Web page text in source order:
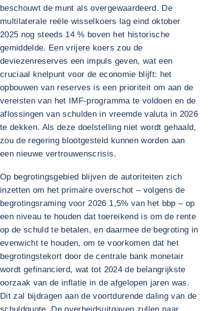
beschouwt de munt als overgewaardeerd. De
multilaterale reële wisselkoers lag eind oktober
2025 nog steeds 14 % boven het historische
gemiddelde. Een vrijere koers zou de
deviezenreserves een impuls geven, wat een
cruciaal knelpunt voor de economie blijft: het
opbouwen van reserves is een prioriteit om aan de
vereisten van het IMF-programma te voldoen en de
aflossingen van schulden in vreemde valuta in 2026
te dekken. Als deze doelstelling niet wordt gehaald,
zou de regering blootgesteld kunnen worden aan
een nieuwe vertrouwenscrisis.
Op begrotingsgebied blijven de autoriteiten zich
inzetten om het primaire overschot – volgens de
begrotingsraming voor 2026 1,5% van het bbp – op
een niveau te houden dat toereikend is om de rente
op de schuld te betalen, en daarmee de begroting in
evenwicht te houden, om te voorkomen dat het
begrotingstekort door de centrale bank monetair
wordt gefinancierd, wat tot 2024 de belangrijkste
oorzaak van de inflatie in de afgelopen jaren was.
Dit zal bijdragen aan de voortdurende daling van de